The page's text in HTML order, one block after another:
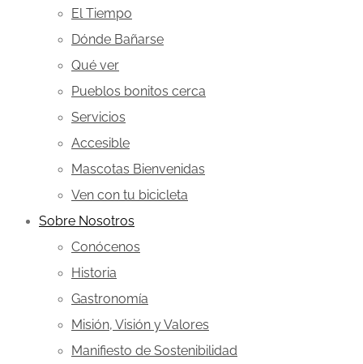
El Tiempo
Dónde Bañarse
Qué ver
Pueblos bonitos cerca
Servicios
Accesible
Mascotas Bienvenidas
Ven con tu bicicleta
Sobre Nosotros
Conócenos
Historia
Gastronomía
Misión, Visión y Valores
Manifiesto de Sostenibilidad